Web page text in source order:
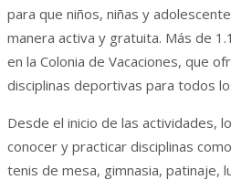
para que niños, niñas y
manera activa y gratuita. Más de
en la Colonia de Vacaciones, que
disciplinas deportivas para todos
Desde el inicio de las actividades,
conocer y practicar disciplinas
tenis de mesa, gimnasia, patinaje,